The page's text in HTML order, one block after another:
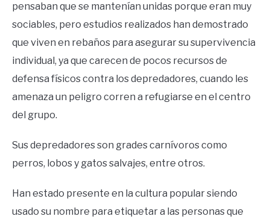
pensaban que se mantenían unidas porque eran muy
sociables, pero estudios realizados han demostrado
que viven en rebaños para asegurar su supervivencia
individual, ya que carecen de pocos recursos de
defensa físicos contra los depredadores, cuando les
amenaza un peligro corren a refugiarse en el centro
del grupo.
Sus depredadores son grades carnívoros como
perros, lobos y gatos salvajes, entre otros.
Han estado presente en la cultura popular siendo
usado su nombre para etiquetar a las personas que